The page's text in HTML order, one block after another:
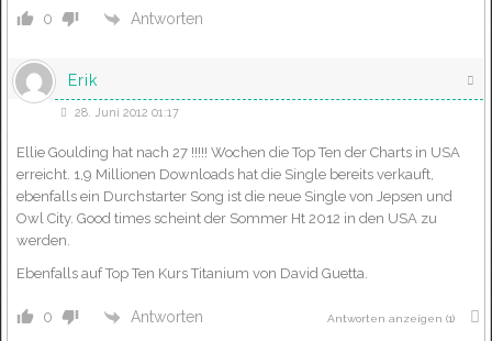
0 Antworten
Erik
28. Juni 2012 01:17
Ellie Goulding hat nach 27 !!!!! Wochen die Top Ten der Charts in USA
erreicht. 1,9 Millionen Downloads hat die Single bereits verkauft,
ebenfalls ein Durchstarter Song ist die neue Single von Jepsen und
Owl City. Good times scheint der Sommer Ht 2012 in den USA zu
werden.
Ebenfalls auf Top Ten Kurs Titanium von David Guetta.
0 Antworten Antworten anzeigen (1)